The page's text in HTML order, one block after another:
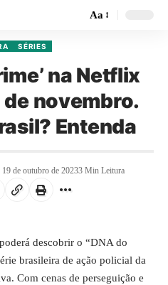
Aa
SÉRIES
na Netflix
novembro.
Entenda
de outubro de 20233 Min Leitura
descobrir o “DNA do
brasileira de ação policial da
Com cenas de perseguição e